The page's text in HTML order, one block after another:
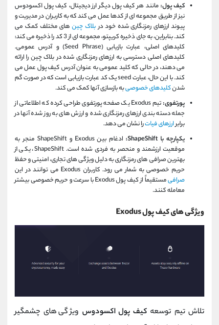
کیف پول: مانند هر کیف پول دیگر ارز دیجیتال، کیف پول اکسودوس
نیز از طریق مجموعه ای از کدها عمل می کند که به کاربران در مدیریت و
پیوند ارزهای رمزنگاری شده خود دربلاک چینهای مختلف کمک می
کند. بنابراین، به جای ذخیره کریپتو، مجموعه ای از 3 کد را ذخیره می کند:
کلیدهای اصلی، عبارت بازیابی (Seed Phrase) و آدرس عمومی.
کلیدهای اصلی دسترسی به ارزهای رمزنگاری شده در بلاک چین را ارائه
می دهند، در حالی که کلید عمومی به عنوان آدرس کیف پول عمل می
کند. با این حال، عبارت seed یک کد عبارت بازیابی است که در صورت گم
شدنکلیدهای خصوصیبه بازسازی آنها کمک می کند.
پورتفوی:
تیم Exodus یک صفحه پورتفوی طراحی کرده که اطلاعاتی از
جمله دسته بندی ارزهای رمزنگاری شده و ارزش های به روز شده آنها در
برابرارزهای فیاترا نشان می دهد.
یکپارچه با ShapeShift:
ادغام بین Exodus و ShapeShift منجر به
موقعیت ارزشمند و منحصر به فردی شده است. ShapeShift، یکی از
بهترین صرافی های رمزنگاری به دلیل ویژگی های تجاری، امنیتی و حفظ
حریم خصوصی به شمار می رود. کاربران Exodus می توانند در این
صرافی
مستقیماً از کیف پول Exodus با سرعت و حریم خصوصی بیشتر
معامله کنند.
ویژگی های کیف پول Exodus
تلاش تیم توسعهکیف پول اکسودوس ویژگی های چشمگیر